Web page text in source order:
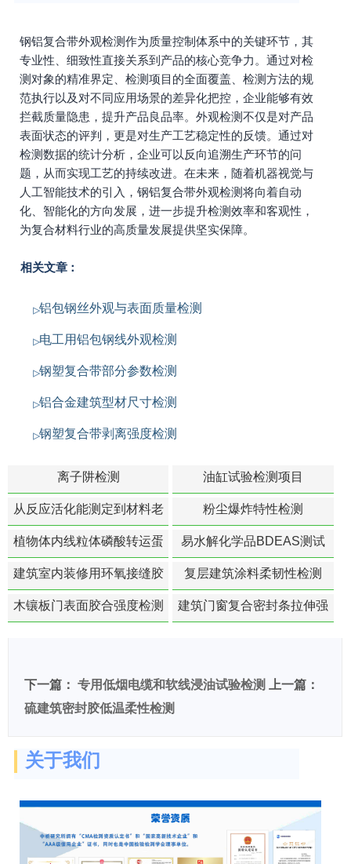
钢铝复合带外观检测作为质量控制体系中的关键环节，其
专业性、细致性直接关系到产品的核心竞争力。通过对检
测对象的精准界定、检测项目的全面覆盖、检测方法的规
范执行以及对不同应用场景的差异化把控，企业能够有效
拦截质量隐患，提升产品良品率。外观检测不仅是对产品
表面状态的评判，更是对生产工艺稳定性的反馈。通过对
检测数据的统计分析，企业可以反向追溯生产环节的问
题，从而实现工艺的持续改进。在未来，随着机器视觉与
人工智能技术的引入，钢铝复合带外观检测将向着自动
化、智能化的方向发展，进一步提升检测效率和客观性，
为复合材料行业的高质量发展提供坚实保障。
相关文章：
铝包钢丝外观与表面质量检测
电工用铝包钢线外观检测
钢塑复合带部分参数检测
铝合金建筑型材尺寸检测
钢塑复合带剥离强度检测
离子阱检测 油缸试验检测项目
从反应活化能测定到材料老
化寿命预测的经典模型
粉尘爆炸特性检测
植物体内线粒体磷酸转运蛋
白活性检测
易水解化学品BDEAS测试
建筑室内装修用环氧接缝胶
苯含量检测
复层建筑涂料柔韧性检测
木镶板门表面胶合强度检测
建筑门窗复合密封条拉伸强
下一篇： 专用低烟电缆和软线浸油试验检测
上一篇：
硫建筑密封胶低温柔性检测
关于我们